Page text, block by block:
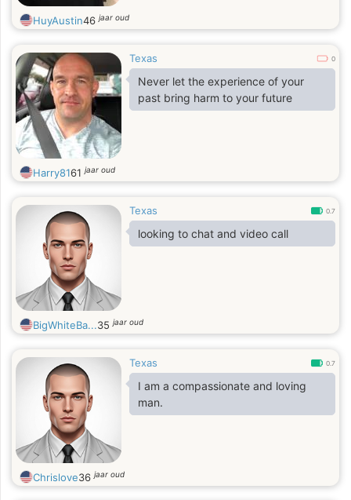
HuyAustin46jaar oud
Texas 0
Never let the experience of your
past bring harm to your future
Harry8161jaar oud
Texas 0.7
looking to chat and video call
BigWhiteBa...35jaar oud
Texas 0.7
I am a compassionate and loving
man.
Chrislove36jaar oud